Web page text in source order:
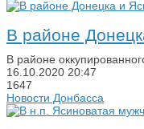
В районе
В районе
16.10.2020 20:47
1647
Новости Донбасса